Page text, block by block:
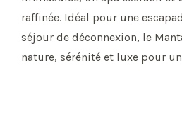
raffinée. Idéal pour une
séjour de déconnexion, le
nature, sérénité et luxe pour